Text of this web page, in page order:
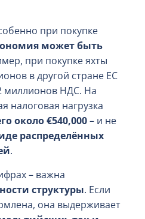
при покупке
может быть
при покупке яхты
в другой стране ЕС
миллионов НДС. На
налоговая нагрузка
около €540,000– и не
распределённых
.
– важна
структуры. Если
она выдерживает